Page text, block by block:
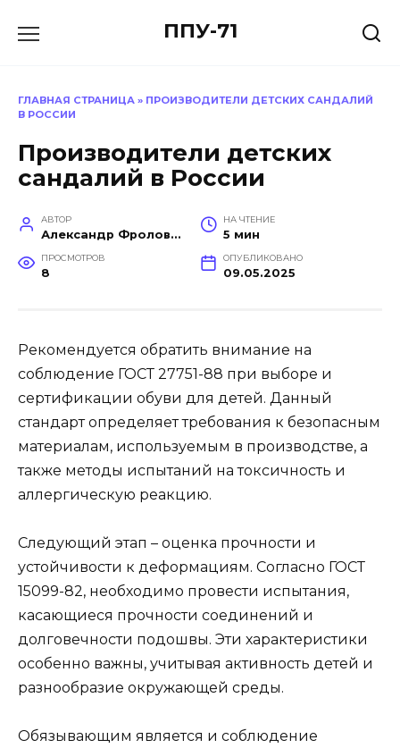
ППУ-71
ГЛАВНАЯ СТРАНИЦА » ПРОИЗВОДИТЕЛИ ДЕТСКИХ САНДАЛИЙ
В РОССИИ
Производители детских
сандалий в России
АВТОР
Александр Фролов (Инженер, эксперт в построении производств)
НА ЧТЕНИЕ
5 мин
ПРОСМОТРОВ
8
ОПУБЛИКОВАНО
09.05.2025
Рекомендуется обратить внимание на
соблюдение ГОСТ 27751-88 при выборе и
сертификации обуви для детей. Данный
стандарт определяет требования к безопасным
материалам, используемым в производстве, а
также методы испытаний на токсичность и
аллергическую реакцию.
Следующий этап – оценка прочности и
устойчивости к деформациям. Согласно ГОСТ
15099-82, необходимо провести испытания,
касающиеся прочности соединений и
долговечности подошвы. Эти характеристики
особенно важны, учитывая активность детей и
разнообразие окружающей среды.
Обязывающим является и соблюдение